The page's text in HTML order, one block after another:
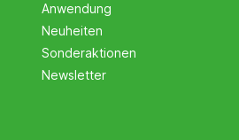
Anwendung
Neuheiten
Sonderaktionen
Newsletter